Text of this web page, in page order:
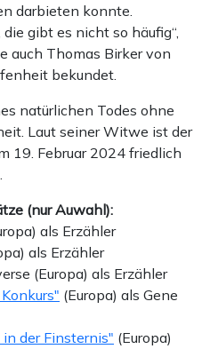
darbieten konnte.
gibt es nicht so häufig“,
auch Thomas Birker von
bekundet.
natürlichen Todes ohne
Laut seiner Witwe ist der
19. Februar 2024 friedlich
(nur Auwahl):
als Erzähler
als Erzähler
(Europa) als Erzähler
(Europa) als Gene
der Finsternis" (Europa)